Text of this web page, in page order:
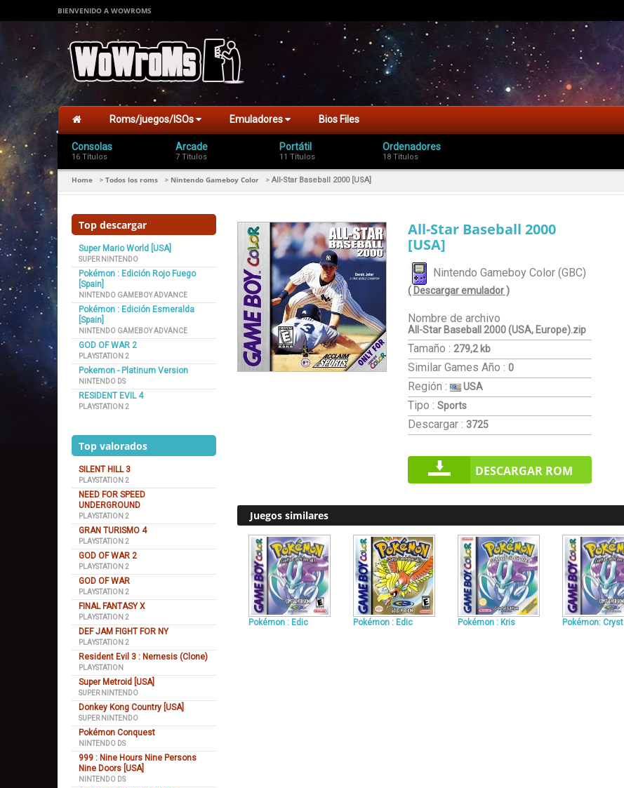
BIENVENIDO A WOWROMS
Roms/juegos/ISOs Emuladores Bios Files
Consolas
16 Títulos
Arcade
7 Títulos
Portátil
11 Títulos
Ordenadores
18 Títulos
Home > Todos los roms > Nintendo Gameboy Color > All-Star Baseball 2000 [USA]
Top descargar
Super Mario World [USA]
SUPER NINTENDO
Pokémon : Edición Rojo Fuego
[Spain]
NINTENDO GAMEBOY ADVANCE
Pokémon : Edición Esmeralda
[Spain]
NINTENDO GAMEBOY ADVANCE
GOD OF WAR 2
PLAYSTATION 2
Pokemon - Platinum Version
NINTENDO DS
RESIDENT EVIL 4
PLAYSTATION 2
Top valorados
SILENT HILL 3
PLAYSTATION 2
NEED FOR SPEED
UNDERGROUND
PLAYSTATION 2
GRAN TURISMO 4
PLAYSTATION 2
GOD OF WAR 2
PLAYSTATION 2
GOD OF WAR
PLAYSTATION 2
FINAL FANTASY X
PLAYSTATION 2
DEF JAM FIGHT FOR NY
PLAYSTATION 2
Resident Evil 3 : Nemesis (Clone)
PLAYSTATION
Super Metroid [USA]
SUPER NINTENDO
Donkey Kong Country [USA]
SUPER NINTENDO
Pokémon Conquest
NINTENDO DS
999 : Nine Hours Nine Persons
Nine Doors [USA]
NINTENDO DS
All-Star Baseball 2000
[USA]
Nintendo Gameboy Color (GBC)
( Descargar emulador )
Nombre de archivo
All-Star Baseball 2000 (USA, Europe).zip
Tamaño : 279,2 kb
Similar GamesAño : 0
Región : USA
Tipo : Sports
Descargar : 3725
DESCARGAR ROM
Juegos similares
Pokémon : Edic Pokémon : Edic Pokémon : Kris Pokémon: Cryst